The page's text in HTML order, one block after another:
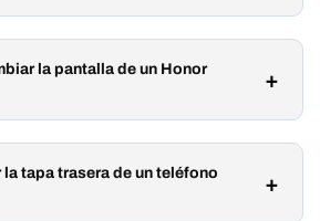
la pantalla de un Honor
tapa trasera de un teléfono